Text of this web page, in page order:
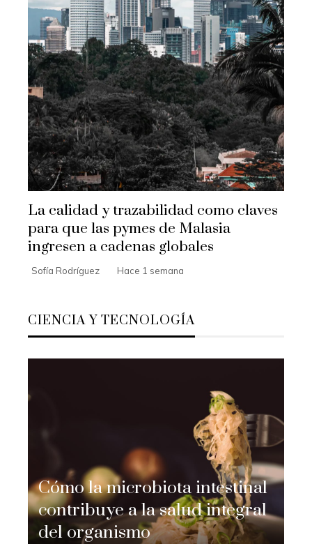
La calidad y trazabilidad como claves
para que las pymes de Malasia
ingresen a cadenas globales
Sofía Rodríguez Hace 1 semana
CIENCIA Y TECNOLOGÍA
Cómo la microbiota intestinal
contribuye a la salud integral
del organismo